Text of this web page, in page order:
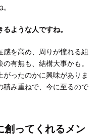
ような人ですね。
を高め、周りが憧れる組
有無も、結構大事かも。
ったのかに興味がありま
積み重ねで、今に至るので
創ってくれるメン